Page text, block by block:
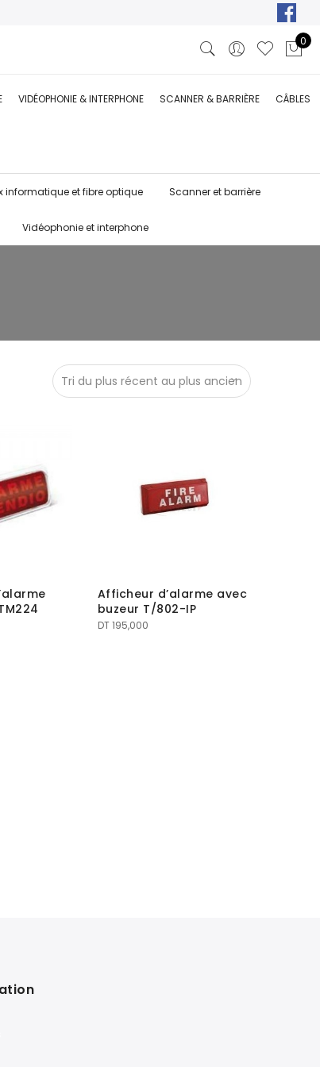
0
VIDÉOPHONIE & INTERPHONE SCANNER & BARRIÈRE CÂBLES
informatique et fibre optique Scanner et barrière
Vidéophonie et interphone
Afficheur d’alarme avec
buzeur T/802-IP
DT195,000